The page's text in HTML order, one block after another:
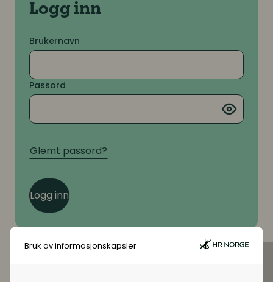
Bruk av informasjonskapsler
Logg inn
Brukernavn
Passord
Glemt passord?
Logg inn